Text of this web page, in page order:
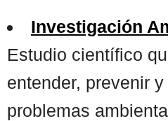
Investigación
Estudio científico
entender, prevenir
problemas